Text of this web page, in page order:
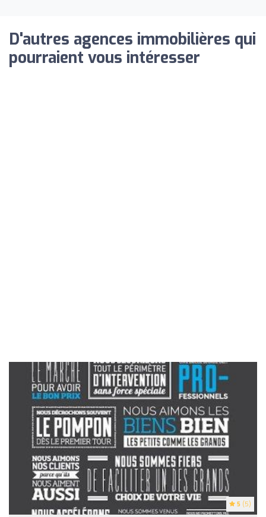
D'autres agences immobilières qui
pourraient vous intéresser
5 (5)